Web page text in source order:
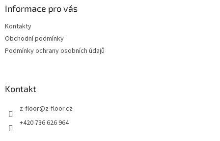
Informace pro vás
Kontakty
Obchodní podmínky
Podmínky ochrany osobních údajů
Kontakt
z-floor@z-floor.cz
+420 736 626 964